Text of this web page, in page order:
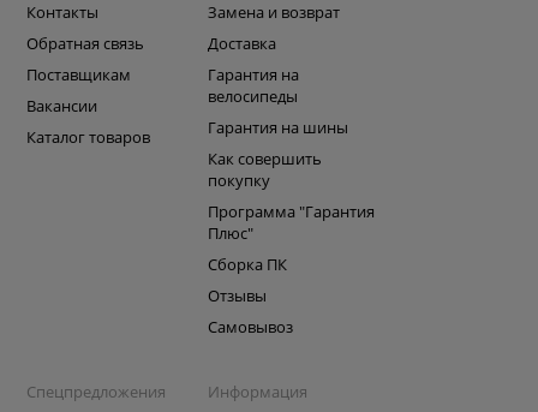
Контакты
Обратная связь
Поставщикам
Вакансии
Каталог товаров
Замена и возврат
Доставка
Гарантия на
велосипеды
Гарантия на шины
Как совершить
покупку
Программа "Гарантия
Плюс"
Сборка ПК
Отзывы
Самовывоз
Спецпредложения
Информация